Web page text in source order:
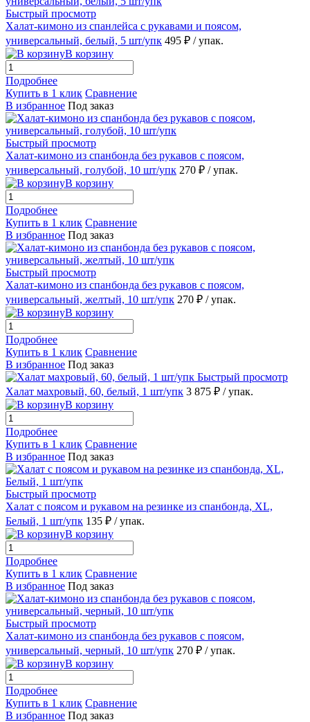
Быстрый просмотр
Халат-кимоно из спанлейса с рукавами и поясом,
универсальный, белый, 5 шт/упк 495 ₽ / упак.
В корзину
Подробнее
Купить в 1 клик Сравнение
В избранное Под заказ
Быстрый просмотр
Халат-кимоно из спанбонда без рукавов с поясом,
универсальный, голубой, 10 шт/упк 270 ₽ / упак.
В корзину
Подробнее
Купить в 1 клик Сравнение
В избранное Под заказ
Быстрый просмотр
Халат-кимоно из спанбонда без рукавов с поясом,
универсальный, желтый, 10 шт/упк 270 ₽ / упак.
В корзину
Подробнее
Купить в 1 клик Сравнение
В избранное Под заказ
Быстрый просмотр
Халат махровый, 60, белый, 1 шт/упк 3 875 ₽ / упак.
В корзину
Подробнее
Купить в 1 клик Сравнение
В избранное Под заказ
Быстрый просмотр
Халат с поясом и рукавом на резинке из спанбонда, XL,
Белый, 1 шт/упк 135 ₽ / упак.
В корзину
Подробнее
Купить в 1 клик Сравнение
В избранное Под заказ
Быстрый просмотр
Халат-кимоно из спанбонда без рукавов с поясом,
универсальный, черный, 10 шт/упк 270 ₽ / упак.
В корзину
Подробнее
Купить в 1 клик Сравнение
В избранное Под заказ